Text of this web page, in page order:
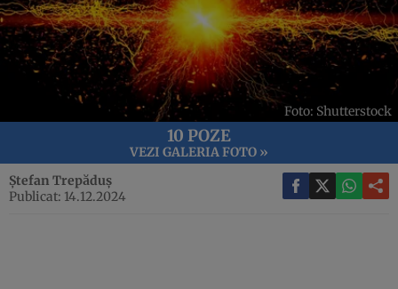
Foto: Shutterstock
10 POZE
VEZI GALERIA FOTO »
Ștefan Trepăduș
Publicat: 14.12.2024